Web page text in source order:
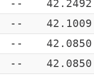
--
42.2492
--
42.1009
--
42.0850
--
42.0850